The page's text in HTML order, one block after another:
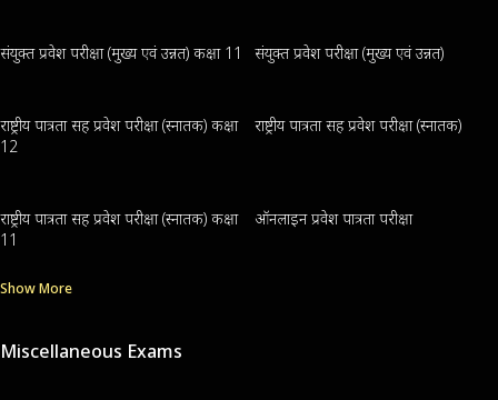
संयुक्त प्रवेश परीक्षा (मुख्य एवं उन्नत) कक्षा 11 संयुक्त प्रवेश परीक्षा (मुख्य एवं उन्नत)
राष्ट्रीय पात्रता सह प्रवेश परीक्षा (स्नातक) कक्षा
12
राष्ट्रीय पात्रता सह प्रवेश परीक्षा (स्नातक)
राष्ट्रीय पात्रता सह प्रवेश परीक्षा (स्नातक) कक्षा
11
ऑनलाइन प्रवेश पात्रता परीक्षा
Show More
Miscellaneous Exams